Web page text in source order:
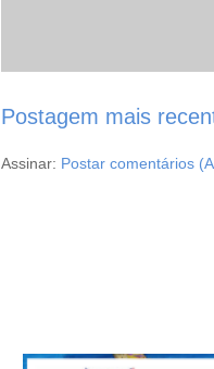
Postagem mais
Assinar: Postar comentários